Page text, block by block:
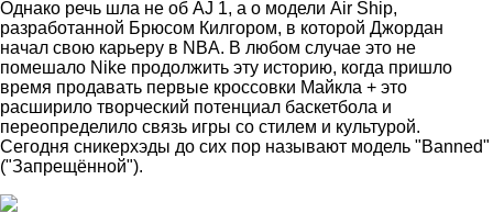
Однако речь шла не об AJ 1, а о модели Air Ship,
разработанной Брюсом Килгором, в которой Джордан
начал свою карьеру в NBA. В любом случае это не
помешало Nike продолжить эту историю, когда пришло
время продавать первые кроссовки Майкла + это
расширило творческий потенциал баскетбола и
переопределило связь игры со стилем и культурой.
Сегодня сникерхэды до сих пор называют модель "Banned"
("Запрещённой").